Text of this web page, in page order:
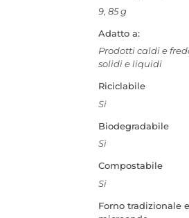
9, 85 g
Adatto a:
Prodotti caldi e
solidi e liquidi
Riciclabile
Si
Biodegradabile
Sì
Compostabile
Si
Forno tradizionale e